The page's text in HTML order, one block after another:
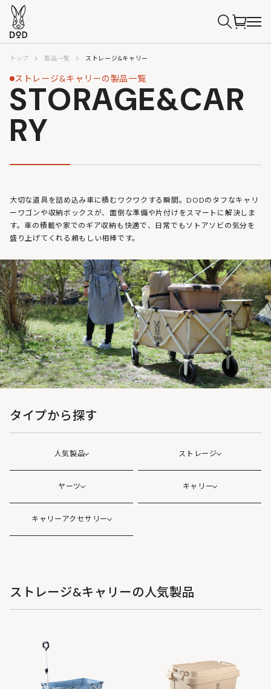
トップ 製品一覧 ストレージ&キャリー
ストレージ&キャリーの製品一覧
STORAGE&CAR
RY
大切な道具を詰め込み車に積むワクワクする瞬間。DODのタフなキャリ
ーワゴンや収納ボックスが、面倒な準備や片付けをスマートに解決しま
す。車の積載や家でのギア収納も快適で、日常でもソトアソビの気分を
盛り上げてくれる頼もしい相棒です。
タイプから探す
人気製品 ストレージ
ヤーツ キャリー
キャリーアクセサリー
ストレージ&キャリーの人気製品